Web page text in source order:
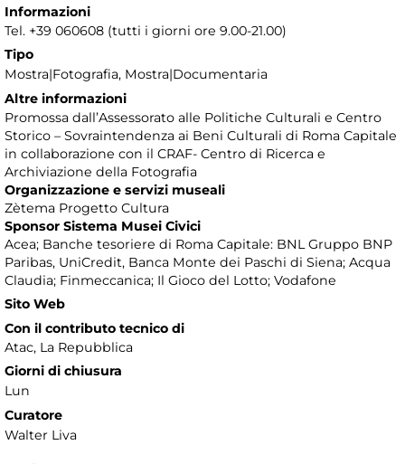
Informazioni
Tel. +39 060608 (tutti i giorni ore 9.00-21.00)
Tipo
Mostra|Fotografia, Mostra|Documentaria
Altre informazioni
Promossa dall’Assessorato alle Politiche Culturali e Centro
Storico – Sovraintendenza ai Beni Culturali di Roma Capitale
in collaborazione con il CRAF- Centro di Ricerca e
Archiviazione della Fotografia
Organizzazione e servizi museali
Zètema Progetto Cultura
Sponsor Sistema Musei Civici
Acea; Banche tesoriere di Roma Capitale: BNL Gruppo BNP
Paribas, UniCredit, Banca Monte dei Paschi di Siena; Acqua
Claudia; Finmeccanica; Il Gioco del Lotto; Vodafone
Sito Web
Con il contributo tecnico di
Atac, La Repubblica
Giorni di chiusura
Lun
Curatore
Walter Liva